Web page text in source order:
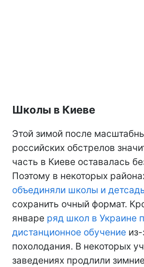
Школы в Киеве
Этой зимой после
российских обстрелов
часть в Киеве оставалась
Поэтому в некоторых
объединяли школы и
сохранить очный формат.
январе ряд школ в Украине
дистанционное обучение
похолодания. В некоторых
заведениях продлили